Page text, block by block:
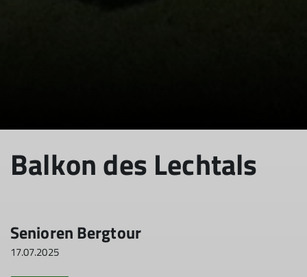
Balkon des Lechtals
Senioren Bergtour
17.07.2025